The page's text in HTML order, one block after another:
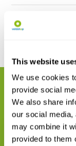
This website
We use cookies
provide social
We also share
our social media,
may combine it
provided to them
Reviews
GERELATEERDE
Maak uw